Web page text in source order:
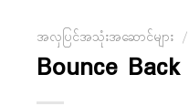
အလှပြင်အသုံးအဆောင်များ /
Bounce